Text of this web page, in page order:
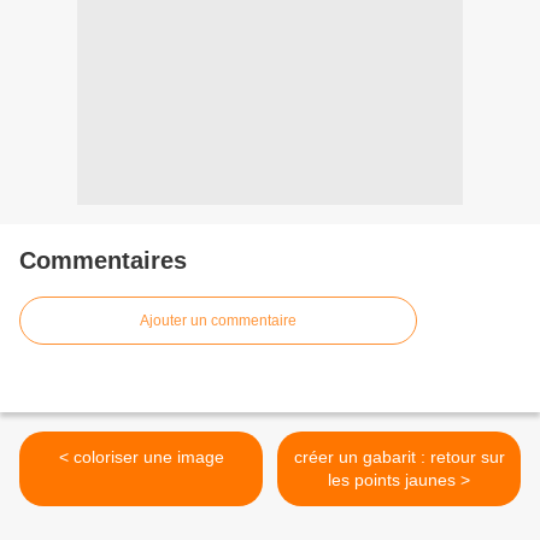
Commentaires
Ajouter un commentaire
< coloriser une image
créer un gabarit : retour sur
les points jaunes >